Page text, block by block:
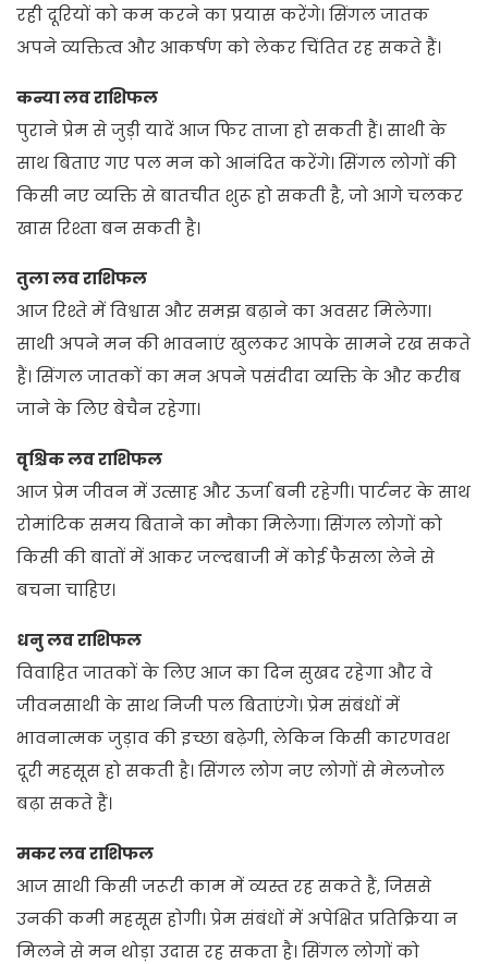
रही दूरियों को कम करने का प्रयास करेंगे। सिंगल जातक
अपने व्यक्तित्व और आकर्षण को लेकर चिंतित रह सकते हैं।
कन्या लव राशिफल
पुराने प्रेम से जुड़ी यादें आज फिर ताजा हो सकती हैं। साथी के
साथ बिताए गए पल मन को आनंदित करेंगे। सिंगल लोगों की
किसी नए व्यक्ति से बातचीत शुरू हो सकती है, जो आगे चलकर
खास रिश्ता बन सकती है।
तुला लव राशिफल
आज रिश्ते में विश्वास और समझ बढ़ाने का अवसर मिलेगा।
साथी अपने मन की भावनाएं खुलकर आपके सामने रख सकते
हैं। सिंगल जातकों का मन अपने पसंदीदा व्यक्ति के और करीब
जाने के लिए बेचैन रहेगा।
वृश्चिक लव राशिफल
आज प्रेम जीवन में उत्साह और ऊर्जा बनी रहेगी। पार्टनर के साथ
रोमांटिक समय बिताने का मौका मिलेगा। सिंगल लोगों को
किसी की बातों में आकर जल्दबाजी में कोई फैसला लेने से
बचना चाहिए।
धनु लव राशिफल
विवाहित जातकों के लिए आज का दिन सुखद रहेगा और वे
जीवनसाथी के साथ निजी पल बिताएंगे। प्रेम संबंधों में
भावनात्मक जुड़ाव की इच्छा बढ़ेगी, लेकिन किसी कारणवश
दूरी महसूस हो सकती है। सिंगल लोग नए लोगों से मेलजोल
बढ़ा सकते हैं।
मकर लव राशिफल
आज साथी किसी जरूरी काम में व्यस्त रह सकते हैं, जिससे
उनकी कमी महसूस होगी। प्रेम संबंधों में अपेक्षित प्रतिक्रिया न
मिलने से मन थोड़ा उदास रह सकता है। सिंगल लोगों को